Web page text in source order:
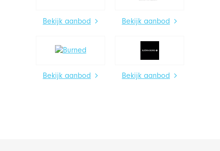
Bekijk aanbod Bekijk aanbod
Bekijk aanbod Bekijk aanbod